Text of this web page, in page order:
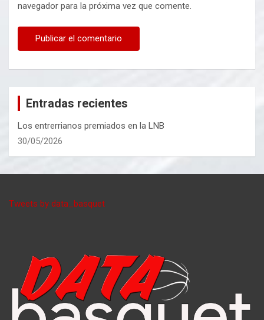
navegador para la próxima vez que comente.
Entradas recientes
Los entrerrianos premiados en la LNB
30/05/2026
Tweets by data_basquet